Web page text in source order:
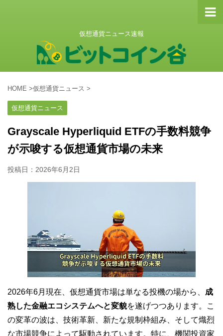
仮想通貨ニュース速報
HOME >仮想通貨ニュース >
仮想通貨ニュース
Grayscale Hyperliquid ETFの手数料競争
が示唆する仮想通貨市場の未来
投稿日： 2026年6月2日
2026年6月現在、仮想通貨市場は単なる投機の場から、 成
熟した金融エコシステムへと変貌を遂げつつあります。こ
の変革の波は、技術革新、新たな規制枠組み、そして熾烈
な市場競争によって駆動されています。特に、機関投資家